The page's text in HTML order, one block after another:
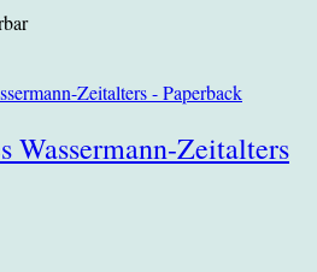
Wassermann-Zeitalters